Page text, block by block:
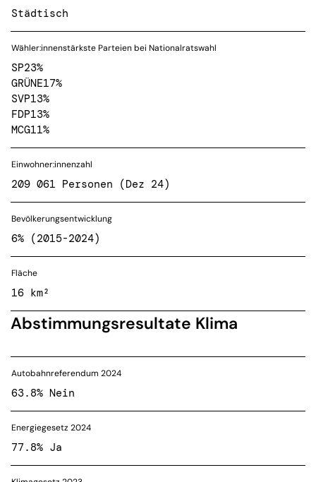
Städtisch
Wähler:innenstärkste Parteien bei Nationalratswahl
SP23%
GRÜNE17%
SVP13%
FDP13%
MCG11%
Einwohner:innenzahl
209 061 Personen (Dez 24)
Bevölkerungsentwicklung
6% (2015-2024)
Fläche
16 km²
Abstimmungsresultate Klima
Autobahnreferendum 2024
63.8% Nein
Energiegesetz 2024
77.8% Ja